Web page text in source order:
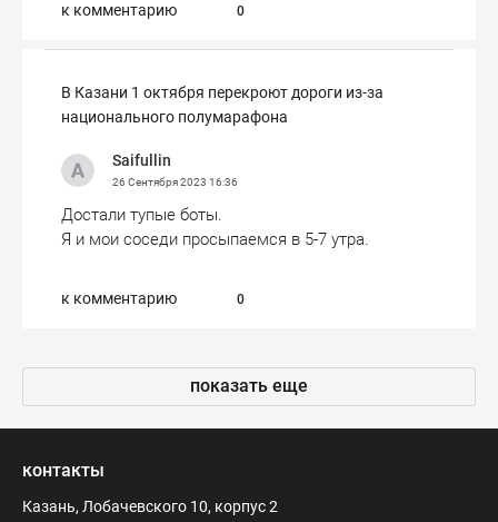
к комментарию 0
В Казани 1 октября перекроют дороги из-за
национального полумарафона
Saifullin
26 Сентября 2023 16:36
Достали тупые боты.
Я и мои соседи просыпаемся в 5-7 утра.
к комментарию 0
показать еще
контакты
Казань, Лобачевского 10, корпус 2